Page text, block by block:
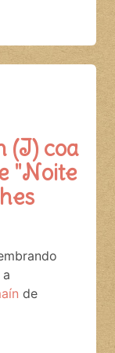
(I) coa
"Noite
de